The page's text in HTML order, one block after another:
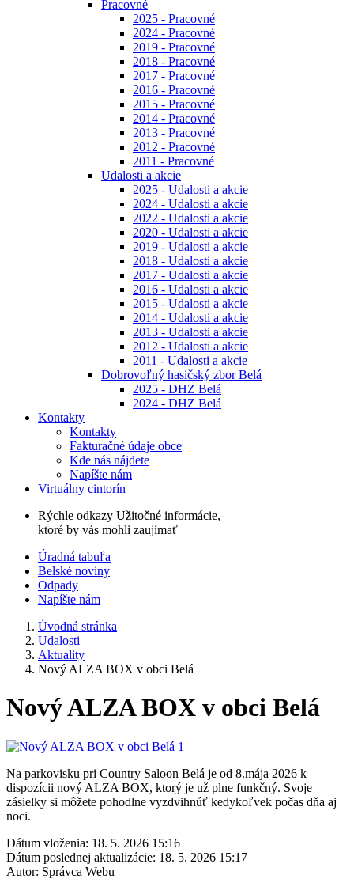
Pracovné
2025 - Pracovné
2024 - Pracovné
2019 - Pracovné
2018 - Pracovné
2017 - Pracovné
2016 - Pracovné
2015 - Pracovné
2014 - Pracovné
2013 - Pracovné
2012 - Pracovné
2011 - Pracovné
Udalosti a akcie
2025 - Udalosti a akcie
2024 - Udalosti a akcie
2022 - Udalosti a akcie
2020 - Udalosti a akcie
2019 - Udalosti a akcie
2018 - Udalosti a akcie
2017 - Udalosti a akcie
2016 - Udalosti a akcie
2015 - Udalosti a akcie
2014 - Udalosti a akcie
2013 - Udalosti a akcie
2012 - Udalosti a akcie
2011 - Udalosti a akcie
Dobrovoľný hasičský zbor Belá
2025 - DHZ Belá
2024 - DHZ Belá
Kontakty
Kontakty
Fakturačné údaje obce
Kde nás nájdete
Napíšte nám
Virtuálny cintorín
Rýchle odkazy Užitočné informácie,
ktoré by vás mohli zaujímať
Úradná tabuľa
Belské noviny
Odpady
Napíšte nám
Úvodná stránka
Udalosti
Aktuality
Nový ALZA BOX v obci Belá
Nový ALZA BOX v obci Belá
Na parkovisku pri Country Saloon Belá je od 8.mája 2026 k
dispozícii nový ALZA BOX, ktorý je už plne funkčný. Svoje
zásielky si môžete pohodlne vyzdvihnúť kedykoľvek počas dňa aj
noci.
Dátum vloženia: 18. 5. 2026 15:16
Dátum poslednej aktualizácie: 18. 5. 2026 15:17
Autor: Správca Webu